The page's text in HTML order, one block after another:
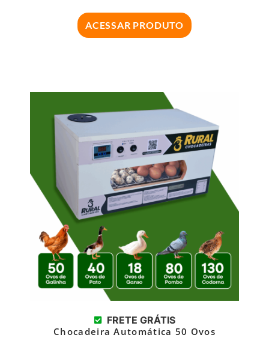
ACESSAR PRODUTO
FRETE GRÁTIS
Chocadeira Automática 50 Ovos